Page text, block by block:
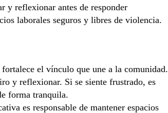
y reflexionar antes de responder
laborales seguros y libres de violencia.
el vínculo que une a la comunidad.
y reflexionar. Si se siente frustrado, es
forma tranquila.
es responsable de mantener espacios